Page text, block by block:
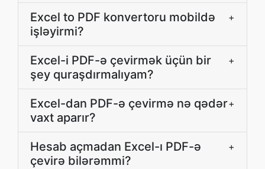
Excel to PDF konvertoru mobildə
işləyirmi?
+
Excel-i PDF-ə çevirmək üçün bir
şey quraşdırmalıyam?
+
Excel-dan PDF-ə çevirmə nə qədər
vaxt aparır?
+
Hesab açmadan Excel-ı PDF-ə
çevirə bilərəmmi?
+